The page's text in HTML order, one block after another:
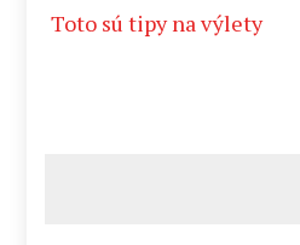
Toto sú tipy na výlety